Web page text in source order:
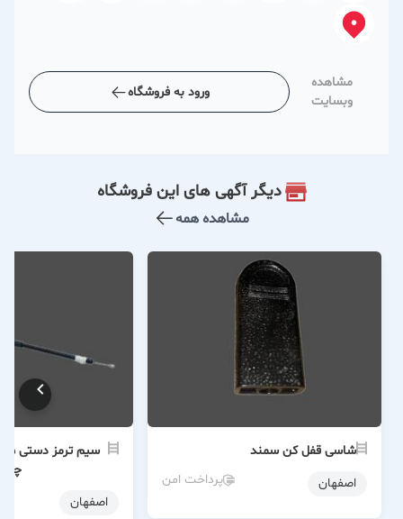
مشاهده
وبسایت
ورود به فروشگاه
دیگر آگهی های این فروشگاه
مشاهده همه
شاسی قفل کن سمند
اصفهان
پرداخت امن
چپ
اصفهان